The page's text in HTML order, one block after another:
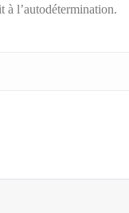
à l’autodétermination.